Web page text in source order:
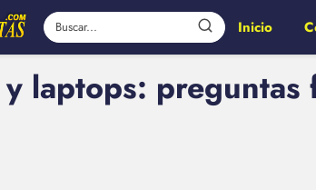
Inicio
y laptops: preguntas